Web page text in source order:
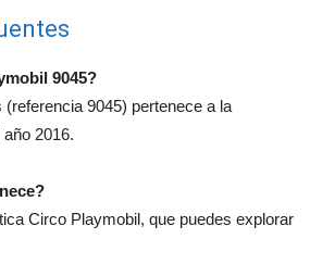
9045?
9045) pertenece a la
2016.
Circo Playmobil, que puedes explorar